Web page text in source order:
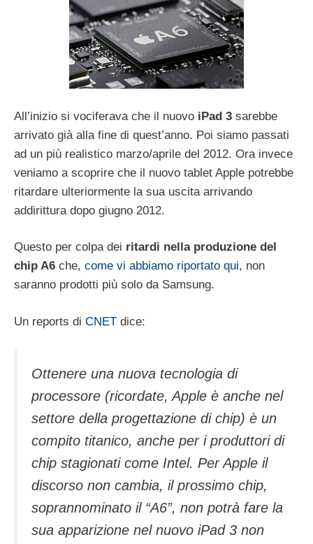
All’inizio si vociferava che il nuovo iPad 3 sarebbe
arrivato già alla fine di quest’anno. Poi siamo passati
ad un più realistico marzo/aprile del 2012. Ora invece
veniamo a scoprire che il nuovo tablet Apple potrebbe
ritardare ulteriormente la sua uscita arrivando
addirittura dopo giugno 2012.
Questo per colpa dei ritardi nella produzione del
chip A6 che, come vi abbiamo riportato qui, non
saranno prodotti più solo da Samsung.
Un reports di CNET dice:
Ottenere una nuova tecnologia di
processore (ricordate, Apple è anche nel
settore della progettazione di chip) è un
compito titanico, anche per i produttori di
chip stagionati come Intel. Per Apple il
discorso non cambia, il prossimo chip,
soprannominato il “A6”, non potrà fare la
sua apparizione nel nuovo iPad 3 non